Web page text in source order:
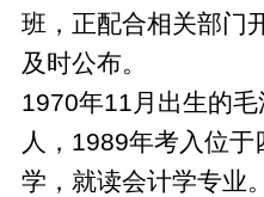
班，正配合相关部门
及时公布。
1970年11月出生的
人，1989年考入位
学，就读会计学专业。